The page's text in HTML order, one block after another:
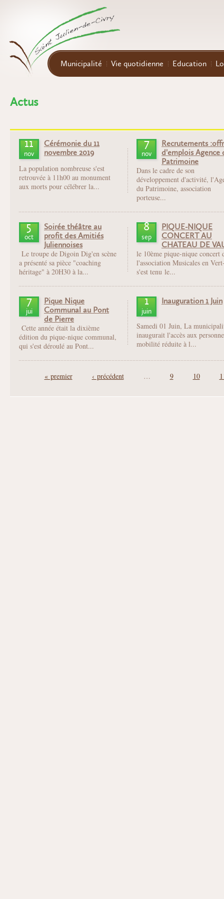
Municipalité Vie quotidienne Education
Actus
11
nov
Cérémonie du 11
novembre 2019
La population nombreuse s'est
retrouvée à 11h00 au monument
aux morts pour célébrer la...
7
nov
Recrutements
d'emplois Agence
Patrimoine
Dans le cadre de son
développement d'activité,
du Patrimoine, association
porteuse...
5
oct
Soirée théâtre au
profit des Amitiés
Juliennoises
Le troupe de Digoin Dig'en scène
a présenté sa pièce "coaching
héritage" à 20H30 à la...
8
sep
PIQUE-NIQUE
CONCERT AU
CHATEAU DE
le 10ème pique-nique concert
l'association Musicales en
s'est tenu le...
7
jui
Pique Nique
Communal au Pont
de Pierre
Cette année était la dixième
édition du pique-nique communal,
qui s'est déroulé au Pont...
1
juin
Inauguration 1 Juin
Samedi 01 Juin, La
inaugurait l'accès aux
mobilité réduite à l...
« premier ‹ précédent … 9 10